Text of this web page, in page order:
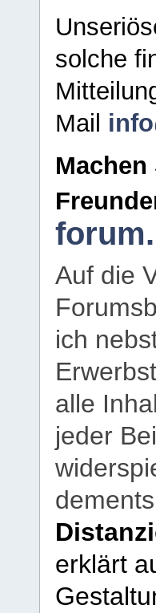
solche
Mail
Auf die
ich
alle
jeder
erklärt